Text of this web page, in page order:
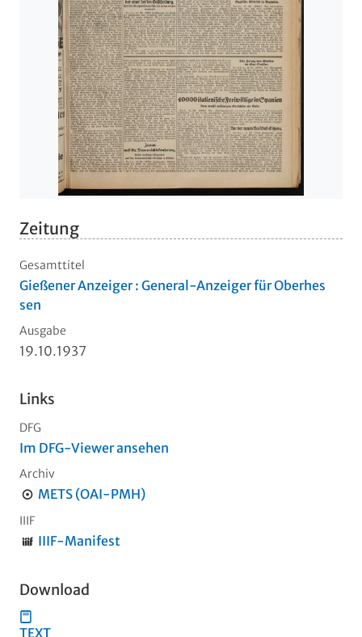
Zeitung
Gesamttitel
Gießener Anzeiger : General-Anzeiger für Oberhes
sen
Ausgabe
19.10.1937
Links
DFG
Im DFG-Viewer ansehen
Archiv
METS (OAI-PMH)
IIIF
IIIF-Manifest
Download
TEXT